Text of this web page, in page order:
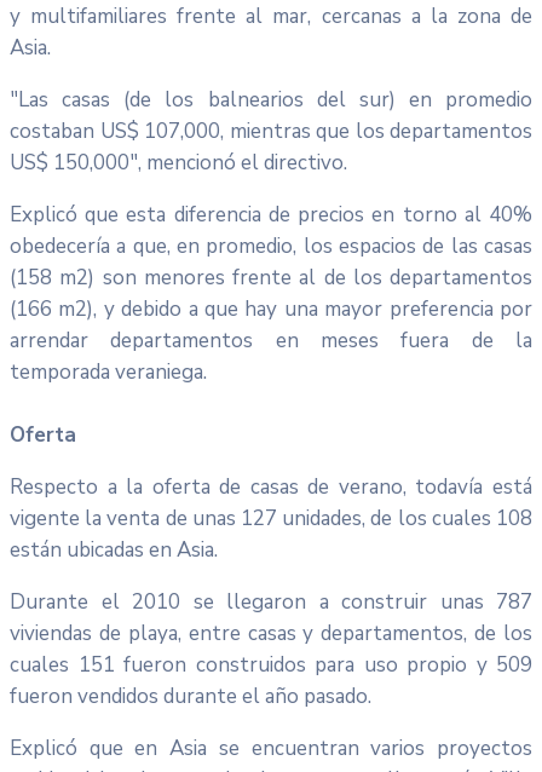
y multifamiliares frente al mar, cercanas a la zona de
Asia.
"Las casas (de los balnearios del sur) en promedio
costaban US$ 107,000, mientras que los departamentos
US$ 150,000", mencionó el directivo.
Explicó que esta diferencia de precios en torno al 40%
obedecería a que, en promedio, los espacios de las casas
(158 m2) son menores frente al de los departamentos
(166 m2), y debido a que hay una mayor preferencia por
arrendar departamentos en meses fuera de la
temporada veraniega.
Oferta
Respecto a la oferta de casas de verano, todavía está
vigente la venta de unas 127 unidades, de los cuales 108
están ubicadas en Asia.
Durante el 2010 se llegaron a construir unas 787
viviendas de playa, entre casas y departamentos, de los
cuales 151 fueron construidos para uso propio y 509
fueron vendidos durante el año pasado.
Explicó que en Asia se encuentran varios proyectos